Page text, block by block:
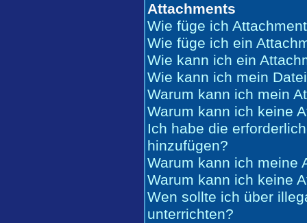
Attachments
Wie füge ich
Wie füge ich ein
Wie kann ich ein
Wie kann ich mein
Warum kann ich mein
Warum kann ich keine
Ich habe die
hinzufügen?
Warum kann ich meine
Warum kann ich keine
Wen sollte ich über
unterrichten?